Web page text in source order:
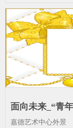
修哲
逸居艺术空间
面向未来_“青
览-扭蛋-凤凰
嘉德艺术中心外景